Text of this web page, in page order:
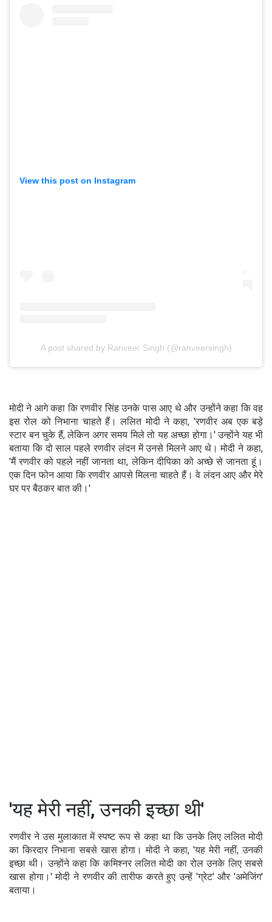
View this post on Instagram
A post shared by Ranveer Singh (@ranveersingh)
मोदी ने आगे कहा कि रणवीर सिंह उनके पास आए थे और उन्होंने कहा कि वह
इस रोल को निभाना चाहते हैं। ललित मोदी ने कहा, 'रणवीर अब एक बड़े
स्टार बन चुके हैं, लेकिन अगर समय मिले तो यह अच्छा होगा।' उन्होंने यह भी
बताया कि दो साल पहले रणवीर लंदन में उनसे मिलने आए थे। मोदी ने कहा,
'मैं रणवीर को पहले नहीं जानता था, लेकिन दीपिका को अच्छे से जानता हूं।
एक दिन फोन आया कि रणवीर आपसे मिलना चाहते हैं। वे लंदन आए और मेरे
घर पर बैठकर बात की।'
'यह मेरी नहीं, उनकी इच्छा थी'
रणवीर ने उस मुलाकात में स्पष्ट रूप से कहा था कि उनके लिए ललित मोदी
का किरदार निभाना सबसे खास होगा। मोदी ने कहा, 'यह मेरी नहीं, उनकी
इच्छा थी। उन्होंने कहा कि कमिश्नर ललित मोदी का रोल उनके लिए सबसे
खास होगा।' मोदी ने रणवीर की तारीफ करते हुए उन्हें 'ग्रेट' और 'अमेजिंग'
बताया।